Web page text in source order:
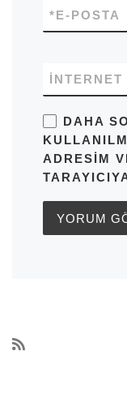
E-POSTA
*
İNTERNET
DAHA
ADRESIM